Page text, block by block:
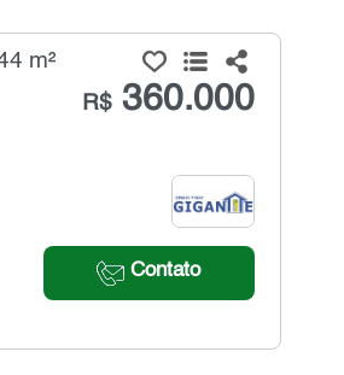
m²
R$360.000
Contato